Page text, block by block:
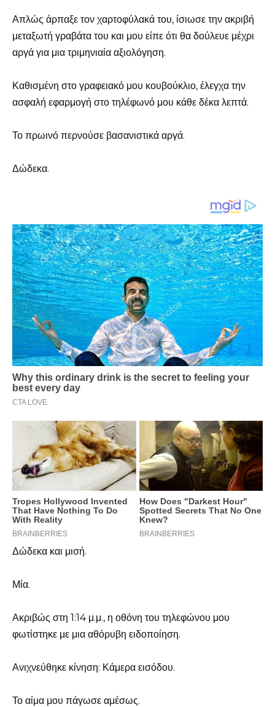
Απλώς άρπαξε τον χαρτοφύλακά του, ίσιωσε την ακριβή
μεταξωτή γραβάτα του και μου είπε ότι θα δούλευε μέχρι
αργά για μια τριμηνιαία αξιολόγηση.
Καθισμένη στο γραφειακό μου κουβούκλιο, έλεγχα την
ασφαλή εφαρμογή στο τηλέφωνό μου κάθε δέκα λεπτά.
Το πρωινό περνούσε βασανιστικά αργά.
Δώδεκα.
Δώδεκα και μισή.
Μία.
Ακριβώς στη 1:14 μ.μ., η οθόνη του τηλεφώνου μου
φωτίστηκε με μια αθόρυβη ειδοποίηση.
Ανιχνεύθηκε κίνηση: Κάμερα εισόδου.
Το αίμα μου πάγωσε αμέσως.